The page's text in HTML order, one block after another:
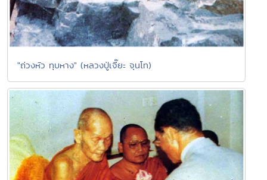
"ถ่วงหัว ทุบหาง" (หลวงปู่เจี๊ยะ จุนโท)